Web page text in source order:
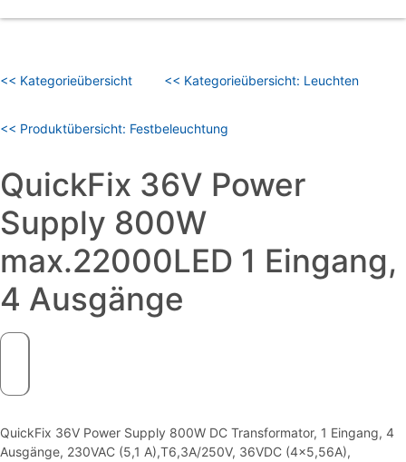
<< Kategorieübersicht << Kategorieübersicht: Leuchten
<< Produktübersicht: Festbeleuchtung
QuickFix 36V Power
Supply 800W
max.22000LED 1 Eingang,
4 Ausgänge
QuickFix 36V Power Supply 800W DC Transformator, 1 Eingang, 4
Ausgänge, 230VAC (5,1 A),T6,3A/250V, 36VDC (4×5,56A),